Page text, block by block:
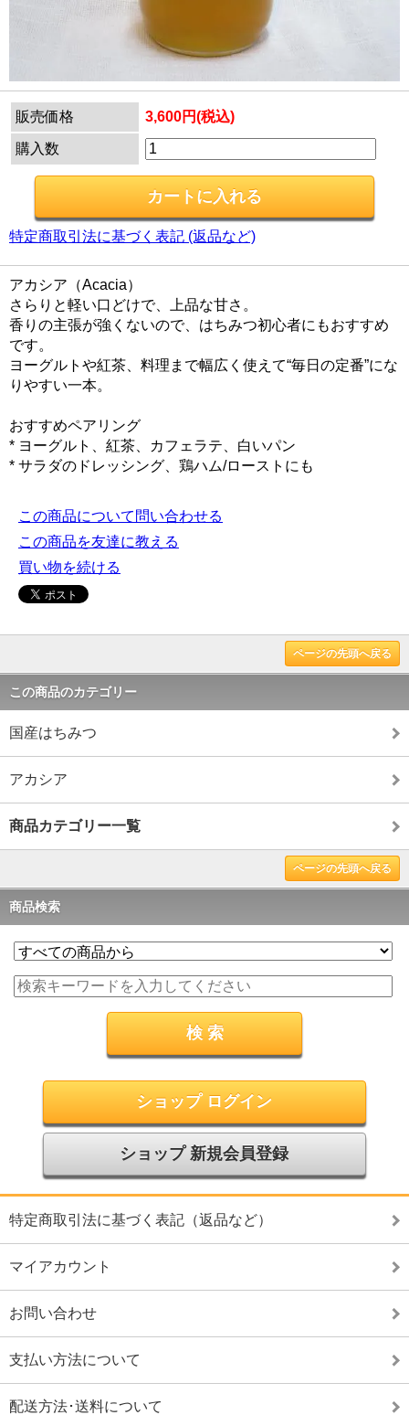
販売価格 3,600円(税込)
購入数
特定商取引法に基づく表記 (返品など)
アカシア（Acacia）
さらりと軽い口どけで、上品な甘さ。
香りの主張が強くないので、はちみつ初心者にもおすすめ
です。
ヨーグルトや紅茶、料理まで幅広く使えて“毎日の定番”にな
りやすい一本。
おすすめペアリング
* ヨーグルト、紅茶、カフェラテ、白いパン
* サラダのドレッシング、鶏ハム/ローストにも
この商品について問い合わせる
この商品を友達に教える
買い物を続ける
ページの先頭へ戻る
この商品のカテゴリー
国産はちみつ
アカシア
商品カテゴリー一覧
ページの先頭へ戻る
商品検索
ショップ ログイン
ショップ 新規会員登録
特定商取引法に基づく表記（返品など）
マイアカウント
お問い合わせ
支払い方法について
配送方法･送料について